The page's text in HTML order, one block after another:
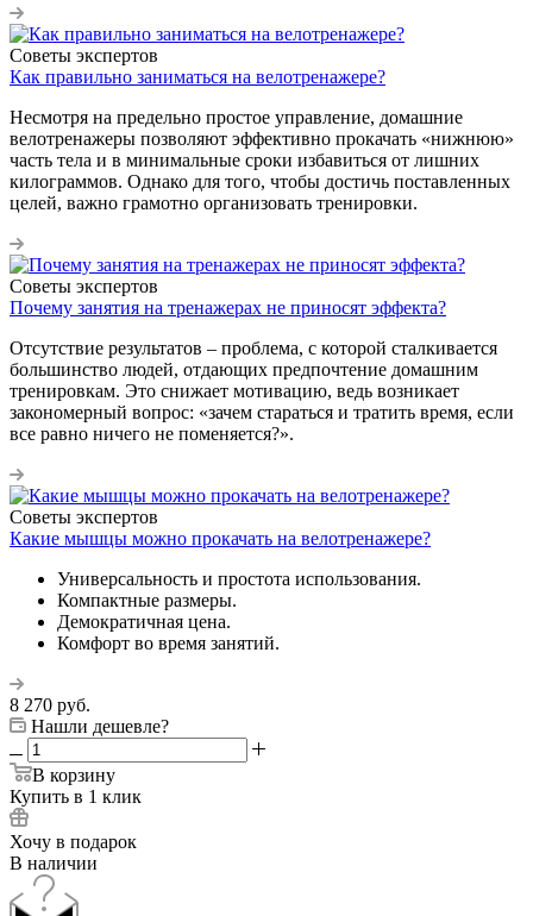
Советы экспертов
Как правильно заниматься на велотренажере?
Несмотря на предельно простое управление, домашние
велотренажеры позволяют эффективно прокачать «нижнюю»
часть тела и в минимальные сроки избавиться от лишних
килограммов. Однако для того, чтобы достичь поставленных
целей, важно грамотно организовать тренировки.
Советы экспертов
Почему занятия на тренажерах не приносят эффекта?
Отсутствие результатов – проблема, с которой сталкивается
большинство людей, отдающих предпочтение домашним
тренировкам. Это снижает мотивацию, ведь возникает
закономерный вопрос: «зачем стараться и тратить время, если
все равно ничего не поменяется?».
Советы экспертов
Какие мышцы можно прокачать на велотренажере?
Универсальность и простота использования.
Компактные размеры.
Демократичная цена.
Комфорт во время занятий.
8 270 руб.
Нашли дешевле?
В корзину
Купить в 1 клик
Хочу в подарок
В наличии